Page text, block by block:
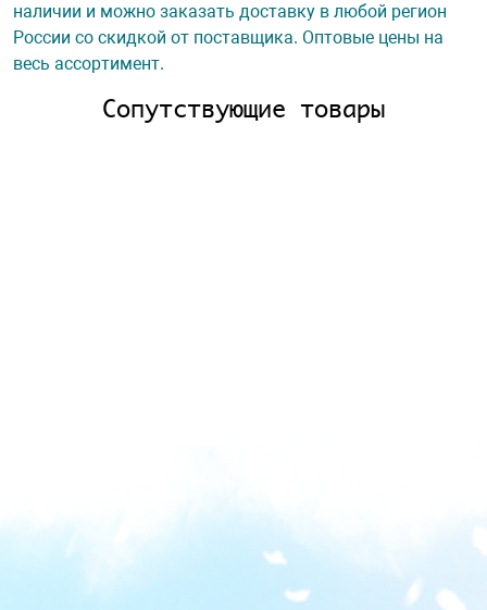
наличии и можно заказать доставку в любой регион
России со скидкой от поставщика. Оптовые цены на
весь ассортимент.
Сопутствующие товары